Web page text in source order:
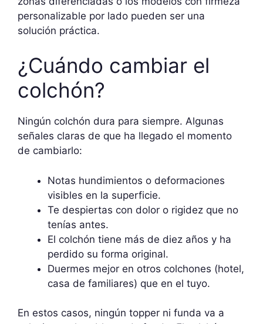
personalizable por lado pueden ser una
solución práctica.
¿Cuándo cambiar el
colchón?
Ningún colchón dura para siempre. Algunas
señales claras de que ha llegado el momento
de cambiarlo:
Notas hundimientos o deformaciones
visibles en la superficie.
Te despiertas con dolor o rigidez que no
tenías antes.
El colchón tiene más de diez años y ha
perdido su forma original.
Duermes mejor en otros colchones (hotel,
casa de familiares) que en el tuyo.
En estos casos, ningún topper ni funda va a